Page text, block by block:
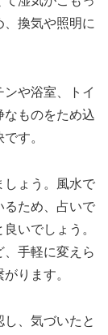
換気や照明に
や浴室、トイ
なものをため込
す。
しょう。風水で
るため、占いで
いでしょう。
手軽に変えら
ります。
、気づいたと